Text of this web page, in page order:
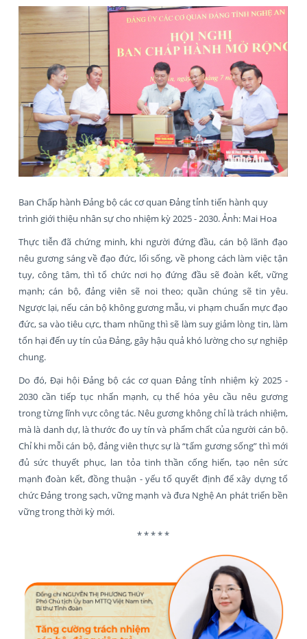
Ban Chấp hành Đảng bộ các cơ quan Đảng tỉnh tiến hành quy
trình giới thiệu nhân sự cho nhiệm kỳ 2025 - 2030. Ảnh: Mai Hoa
Thực tiễn đã chứng minh, khi người đứng đầu, cán bộ lãnh đạo
nêu gương sáng về đạo đức, lối sống, về phong cách làm việc tận
tụy, công tâm, thì tổ chức nơi họ đứng đầu sẽ đoàn kết, vững
mạnh; cán bộ, đảng viên sẽ noi theo; quần chúng sẽ tin yêu.
Ngược lại, nếu cán bộ không gương mẫu, vi phạm chuẩn mực đạo
đức, sa vào tiêu cực, tham nhũng thì sẽ làm suy giảm lòng tin, làm
tổn hại đến uy tín của Đảng, gây hậu quả khó lường cho sự nghiệp
chung.
Do đó, Đại hội Đảng bộ các cơ quan Đảng tỉnh nhiệm kỳ 2025 -
2030 cần tiếp tục nhấn mạnh, cụ thể hóa yêu cầu nêu gương
trong từng lĩnh vực công tác. Nêu gương không chỉ là trách nhiệm,
mà là danh dự, là thước đo uy tín và phẩm chất của người cán bộ.
Chỉ khi mỗi cán bộ, đảng viên thực sự là “tấm gương sống” thì mới
đủ sức thuyết phục, lan tỏa tinh thần cống hiến, tạo nên sức
mạnh đoàn kết, đồng thuận - yếu tố quyết định để xây dựng tổ
chức Đảng trong sạch, vững mạnh và đưa Nghệ An phát triển bền
vững trong thời kỳ mới.
* * * * *